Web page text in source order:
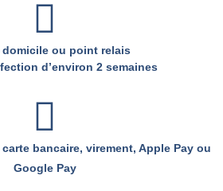
domicile ou point relais
d’environ 2 semaines
bancaire, virement, Apple Pay ou
Google Pay